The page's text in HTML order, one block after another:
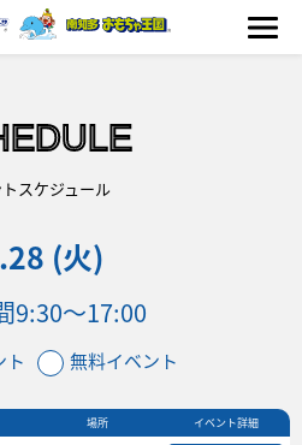
イベント
スケジュール
(火)
9:30～17:00
ト 無料イベント
場所 イベント詳細